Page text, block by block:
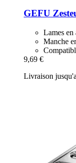
GEFU
Lames
Manche
9,69 €
Livraison